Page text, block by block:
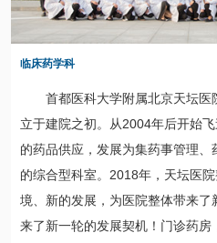
临床药学科
首都医科大学附属北京天坛医
立于建院之初。从2004年后开始
的药品供应，发展为集药事管理
的综合型科室。2018年，天坛医
境、新的发展，为医院整体带来了
来了新一轮的发展契机！门诊药